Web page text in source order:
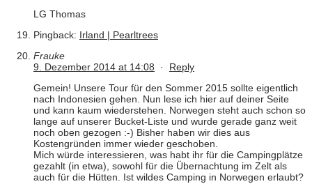
LG Thomas
Pingback: Irland | Pearltrees
Frauke
9. Dezember 2014 at 14:08 · Reply
Gemein! Unsere Tour für den Sommer 2015 sollte eigentlich
nach Indonesien gehen. Nun lese ich hier auf deiner Seite
und kann kaum wiederstehen. Norwegen steht auch schon so
lange auf unserer Bucket-Liste und wurde gerade ganz weit
noch oben gezogen :-) Bisher haben wir dies aus
Kostengründen immer wieder geschoben.
Mich würde interessieren, was habt ihr für die Campingplätze
gezahlt (in etwa), sowohl für die Übernachtung im Zelt als
auch für die Hütten. Ist wildes Camping in Norwegen erlaubt?